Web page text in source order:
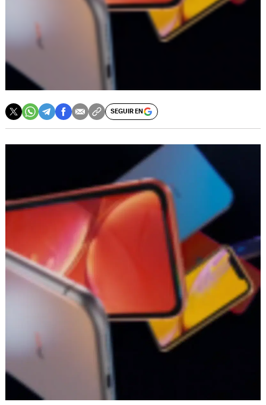
SEGUIR EN